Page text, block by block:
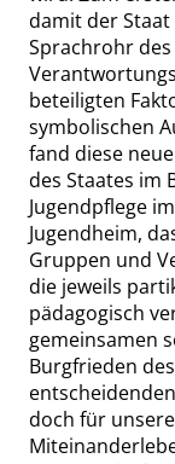
damit der Staat
Sprachrohr
beteiligten
symbolischen
fand diese
des Staates im
Jugendpflege im
Jugendheim,
Gruppen und
die jeweils
pädagogisch
gemeinsamen
Burgfrieden
doch für